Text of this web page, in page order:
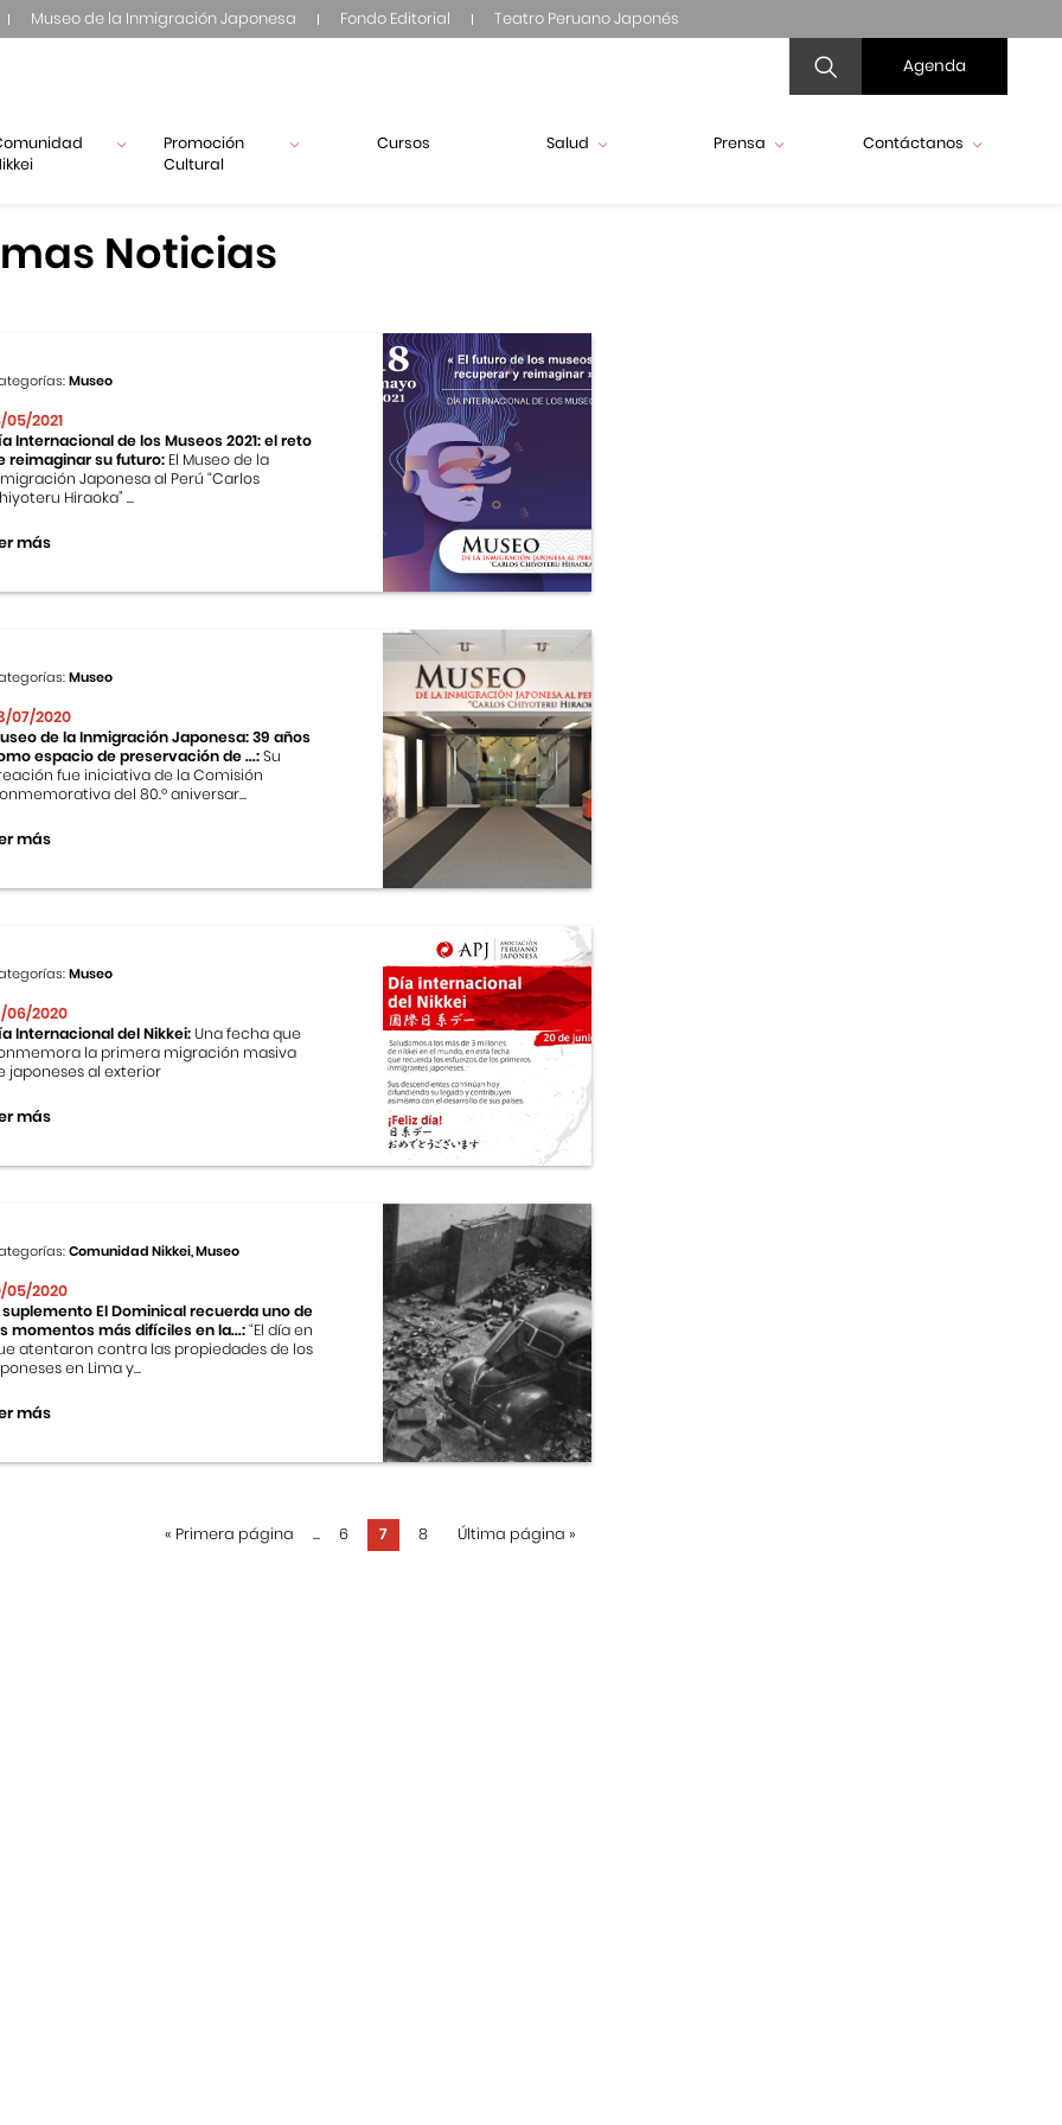
Museo de la Inmigración Japonesa Fondo Editorial Teatro Peruano Japonés
Agenda
Promoción
Cultural
Cursos Salud Prensa Contáctanos
Noticias
Museo
05/2021
Internacional de los Museos 2021: el reto
reimaginar su futuro: El Museo de la
Japonesa al Perú “Carlos
Hiraoka” ...
más
Museo
07/2020
de la Inmigración Japonesa: 39 años
espacio de preservación de ...:Su
fue iniciativa de la Comisión
del 80.º aniversar...
más
Museo
06/2020
Internacional del Nikkei:Una fecha que
la primera migración masiva
japoneses al exterior
más
Comunidad Nikkei, Museo
05/2020
suplemento El Dominical recuerda uno de
momentos más difíciles en la...:“El día en
atentaron contra las propiedades de los
en Lima y...
más
« Primera página ... 6 7 8 Última página »